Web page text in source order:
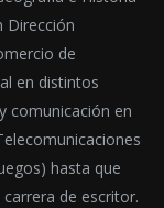
Dirección
de
en distintos
comunicación en
hasta que
de escritor.